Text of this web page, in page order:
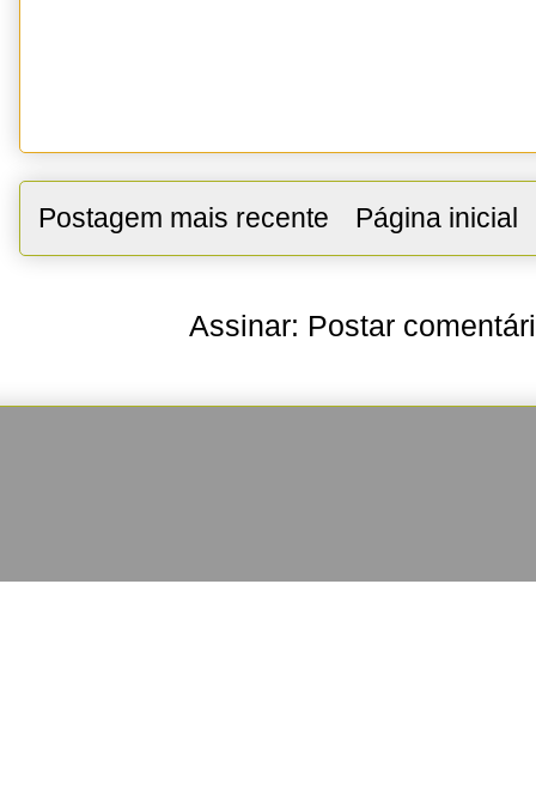
Postagem mais recente Página inicial
Assinar: Postar